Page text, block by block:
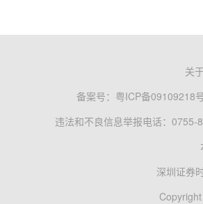
关
备案号： 粤ICP备09109218
违法和不良信息举报电话：0755-
深圳证券